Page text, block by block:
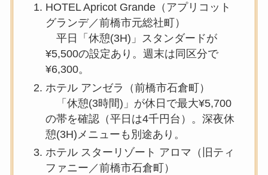
HOTEL Apricot Grande（アプリコット
グランデ／前橋市元総社町）
平日「休憩(3H)」スタンダードが
¥5,500の設定あり。週末は同区分で
¥6,300。
ホテル アンゼラ（前橋市石倉町）
「休憩(3時間)」が休日で最大¥5,700
の帯を確認（平日は4千円台）。深夜休
憩(3H)メニューも別途あり。
ホテル スターリゾート アロマ（旧ティ
ファニー／前橋市石倉町）